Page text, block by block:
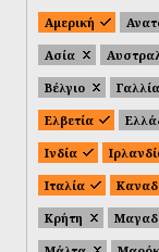
Αμερική
Ασία
Βέλγιο
Γαλλία
Ελβετία
Ινδία
Ιταλία
Κρήτη